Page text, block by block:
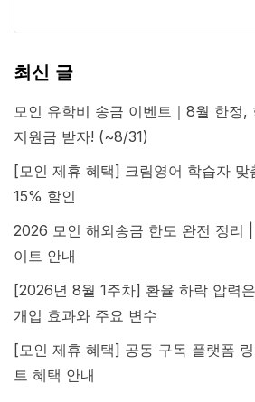
최신 글
모인 유학비 송금 이벤트｜8월 한정,
지원금 받자! (~8/31)
[모인 제휴 혜택] 크림영어 학습자 맞
15% 할인
2026 모인 해외송금 한도 완전 정리 |
이트 안내
[2026년 8월 1주차] 환율 하락 압력
개입 효과와 주요 변수
[모인 제휴 혜택] 공동 구독 플랫폼
트 혜택 안내